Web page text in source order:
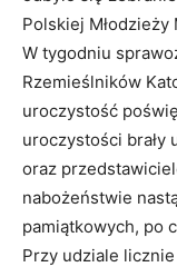
Polskiej
W tygodniu
Rzemieślników
uroczystość
uroczystości brały
oraz
nabożeństwie
pamiątkowych, po
Przy udziale